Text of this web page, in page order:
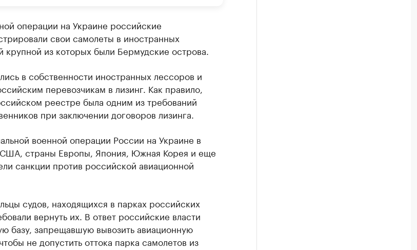
операции на Украине российские
свои самолеты в иностранных
из которых были Бермудские острова.
в собственности иностранных лессоров и
перевозчикам в лизинг. Как правило,
реестре была одним из требований
при заключении договоров лизинга.
военной операции России на Украине в
страны Европы, Япония, Южная Корея и еще
санкции против российской авиационной
судов, находящихся в парках российских
вернуть их. В ответ российские власти
базу, запрещавшую вывозить авиационную
не допустить оттока парка самолетов из